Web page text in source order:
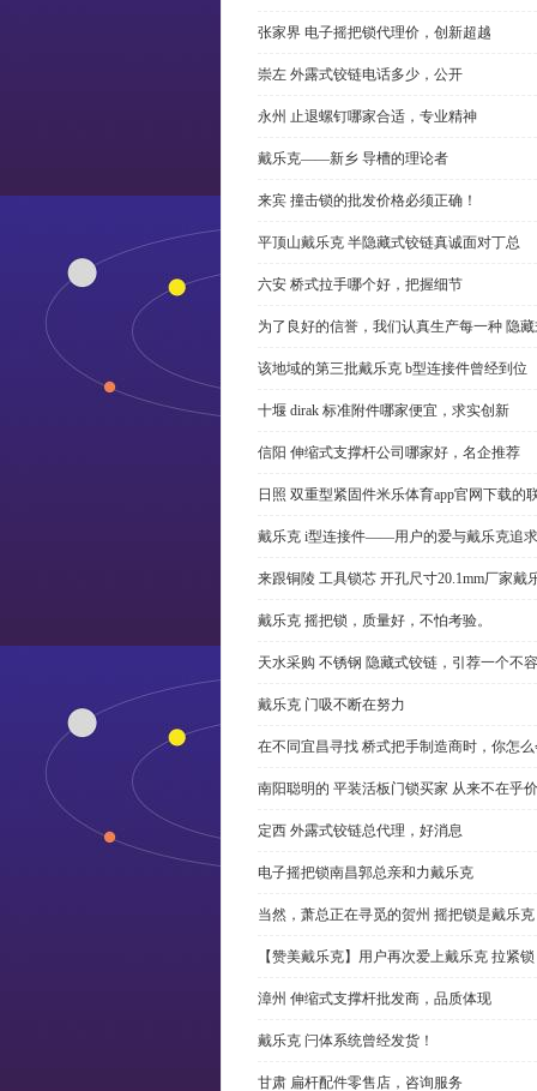
张家界 电子摇把锁代理价，创新超越
崇左 外露式铰链电话多少，公开
永州 止退螺钉哪家合适，专业精神
戴乐克——新乡 导槽的理论者
来宾 撞击锁的批发价格必须正确！
平顶山戴乐克 半隐藏式铰链真诚面对丁总
六安 桥式拉手哪个好，把握细节
为了良好的信誉，我们认真生产每一种 隐
该地域的第三批戴乐克 b型连接件曾经到位
十堰 dirak 标准附件哪家便宜，求实创新
信阳 伸缩式支撑杆公司哪家好，名企推荐
日照 双重型紧固件米乐体育app官网下载的
戴乐克 i型连接件——用户的爱与戴乐克追求
来跟铜陵 工具锁芯 开孔尺寸20.1mm厂家
戴乐克 摇把锁，质量好，不怕考验。
天水采购 不锈钢 隐藏式铰链，引荐一个不
戴乐克 门吸不断在努力
在不同宜昌寻找 桥式把手制造商时，你怎
南阳聪明的 平装活板门锁买家 从来不在乎
定西 外露式铰链总代理，好消息
电子摇把锁南昌郭总亲和力戴乐克
当然，萧总正在寻觅的贺州 摇把锁是戴乐克
【赞美戴乐克】用户再次爱上戴乐克 拉紧锁
漳州 伸缩式支撑杆批发商，品质体现
戴乐克 闩体系统曾经发货！
甘肃 扁杆配件零售店，咨询服务